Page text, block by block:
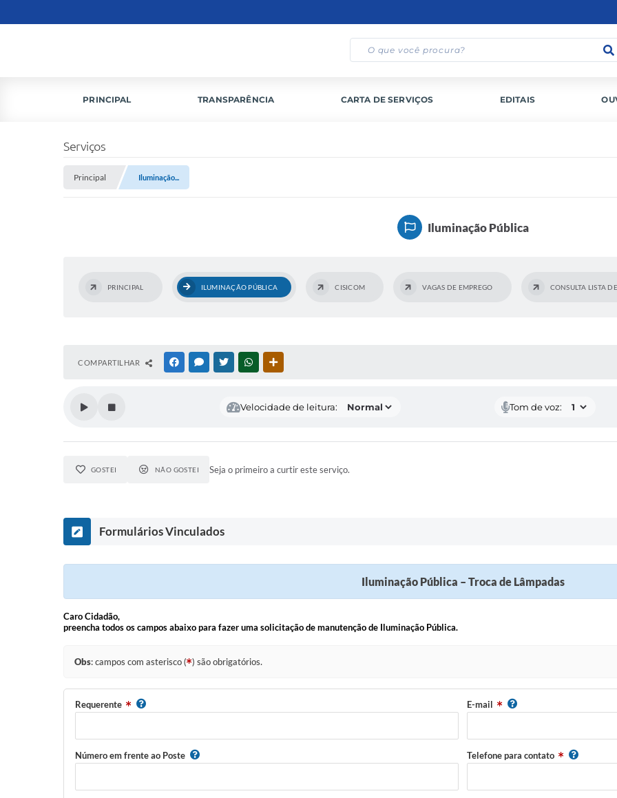
PRINCIPAL TRANSPARÊNCIA CARTA DE SERVIÇOS EDITAIS
Serviços
Principal Iluminação...
Iluminação Pública
PRINCIPAL ILUMINAÇÃO PÚBLICA CISICOM VAGAS DE EMPREGO CONSULTA LISTA
COMPARTILHAR FACEBOOKMESSENGER
TWITTERWHATSAPP
Velocidade de leitura: Tom de voz:
GOSTEI NÃO GOSTEI Seja o primeiro a curtir este serviço.
Formulários Vinculados
Iluminação Pública – Troca de Lâmpadas
Caro Cidadão,
preencha todos os campos abaixo para fazer uma solicitação de manutenção de Iluminação Pública.
Obs: campos com asterisco ( ) são obrigatórios.
Requerente E-mail
Número em frente ao Poste Telefone para contato